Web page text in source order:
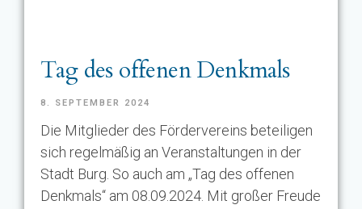
Tag des offenen Denkmals
8. SEPTEMBER 2024
Die Mitglieder des Fördervereins beteiligen
sich regelmäßig an Veranstaltungen in der
Stadt Burg. So auch am „Tag des offenen
Denkmals“ am 08.09.2024. Mit großer Freude